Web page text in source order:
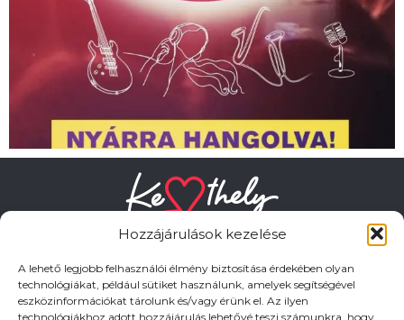
Hozzájárulások kezelése
A lehető legjobb felhasználói élmény biztosítása érdekében olyan
technológiákat, például sütiket használunk, amelyek segítségével
eszközinformációkat tárolunk és/vagy érünk el. Az ilyen
technológiákhoz adott hozzájárulás lehetővé teszi számunkra, hogy
HASZNOS LINKEK